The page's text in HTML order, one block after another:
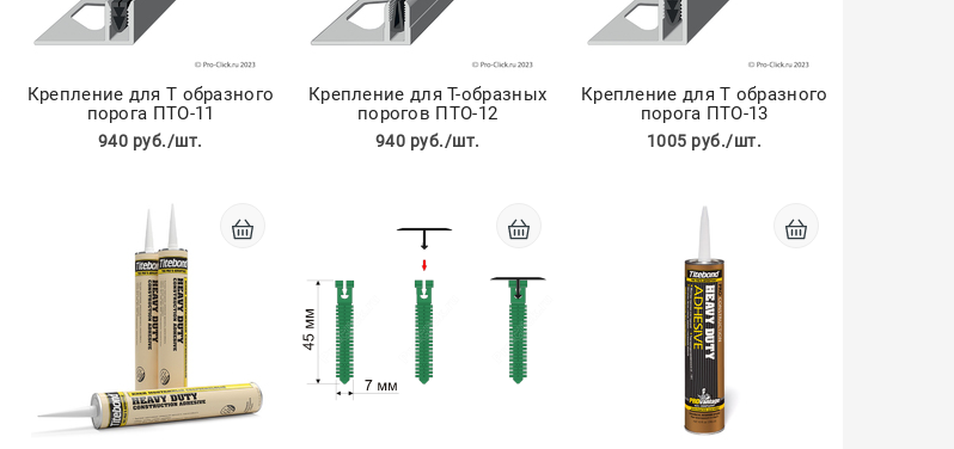
Крепление для Т образного
порога ПТО-11
940 руб./шт.
Крепление для Т-образных
порогов ПТО-12
940 руб./шт.
Крепление для Т образного
порога ПТО-13
1005 руб./шт.